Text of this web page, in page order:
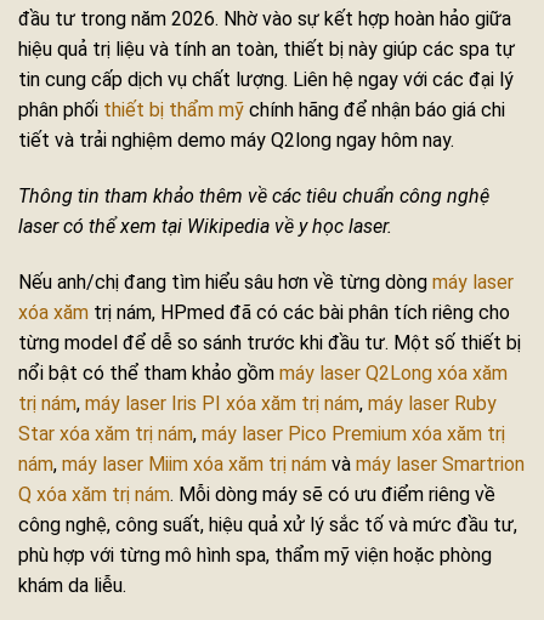
đầu tư trong năm 2026. Nhờ vào sự kết hợp hoàn hảo giữa
hiệu quả trị liệu và tính an toàn, thiết bị này giúp các spa tự
tin cung cấp dịch vụ chất lượng. Liên hệ ngay với các đại lý
phân phối thiết bị thẩm mỹ chính hãng để nhận báo giá chi
tiết và trải nghiệm demo máy Q2long ngay hôm nay.
Thông tin tham khảo thêm về các tiêu chuẩn công nghệ
laser có thể xem tại Wikipedia về y học laser.
Nếu anh/chị đang tìm hiểu sâu hơn về từng dòng máy laser
xóa xăm trị nám, HPmed đã có các bài phân tích riêng cho
từng model để dễ so sánh trước khi đầu tư. Một số thiết bị
nổi bật có thể tham khảo gồm máy laser Q2Long xóa xăm
trị nám, máy laser Iris PI xóa xăm trị nám, máy laser Ruby
Star xóa xăm trị nám, máy laser Pico Premium xóa xăm trị
nám, máy laser Miim xóa xăm trị nám và máy laser Smartrion
Q xóa xăm trị nám. Mỗi dòng máy sẽ có ưu điểm riêng về
công nghệ, công suất, hiệu quả xử lý sắc tố và mức đầu tư,
phù hợp với từng mô hình spa, thẩm mỹ viện hoặc phòng
khám da liễu.